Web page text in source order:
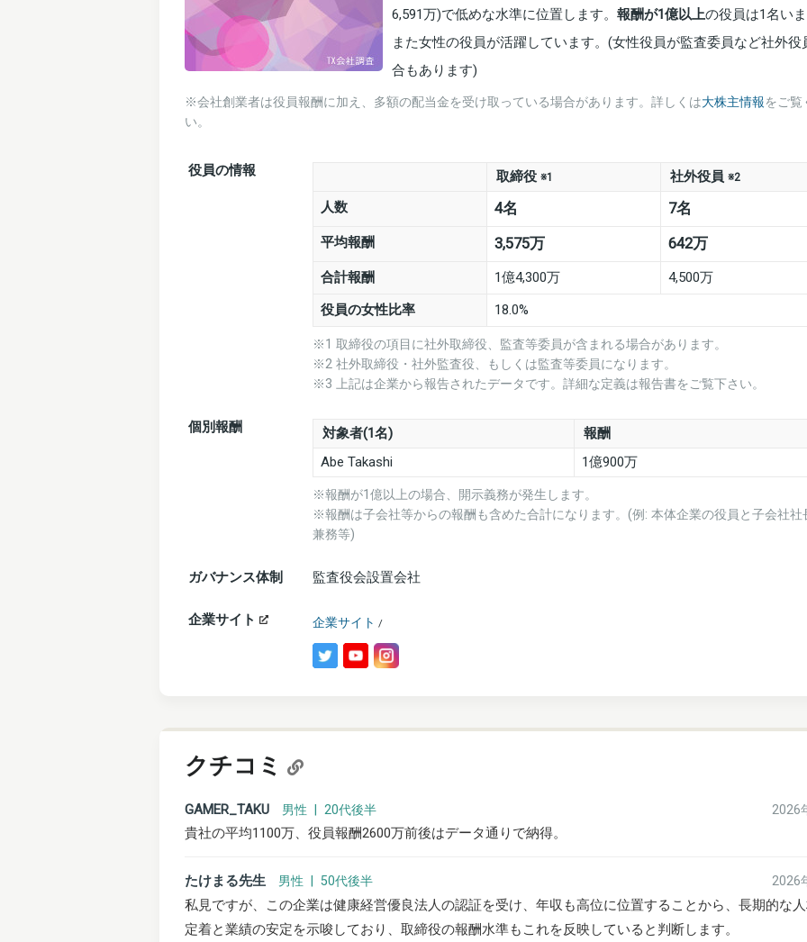
6,591万)で低めな水準に位置します。 報酬が1億以上の役員は1名い
また女性の役員が活躍しています。(女性役員が監査委員など社外役
合もあります)
※会社創業者は役員報酬に加え、多額の配当金を受け取っている場合があります。詳しくは大株主情報をご覧
い。
役員の情報 取締役※1 社外役員※2
人数 4名 7名
平均報酬 3,575万 642万
合計報酬 1億4,300万
4,500万
役員の女性比率
18.0%
※1 取締役の項目に社外取締役、監査等委員が含まれる場合があります。
※2 社外取締役・社外監査役、もしくは監査等委員になります。
※3 上記は企業から報告されたデータです。詳細な定義は報告書をご覧下さい。
個別報酬 対象者(1名)
報酬
Abe Takashi
1億900万
※報酬が1億以上の場合、開示義務が発生します。
※報酬は子会社等からの報酬も含めた合計になります。(例: 本体企業の役員と子会社社
兼務等)
ガバナンス体制 監査役会設置会社
企業サイト 企業サイト /
クチコミ
GAMER_TAKU 男性 | 20代後半 2026
貴社の平均1100万、役員報酬2600万前後はデータ通りで納得。
たけまる先生 男性 | 50代後半 2026
私見ですが、この企業は健康経営優良法人の認証を受け、年収も高位に位置することから、長期的な
定着と業績の安定を示唆しており、取締役の報酬水準もこれを反映していると判断します。